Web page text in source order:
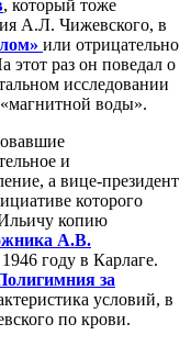
, который тоже
А.Л. Чижевского, в
или отрицательно
раз он поведал о
исследовании
воды».
и
а вице-президент
которого
копию
А.В.
году в Карлаге.
за
условий, в
по крови.